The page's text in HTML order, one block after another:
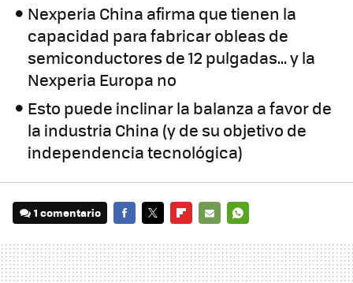
Nexperia China afirma que tienen la
capacidad para fabricar obleas de
semiconductores de 12 pulgadas... y la
Nexperia Europa no
Esto puede inclinar la balanza a favor de
la industria China (y de su objetivo de
independencia tecnológica)
1 comentario
MAIL